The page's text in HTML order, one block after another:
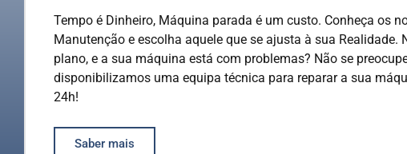
Tempo é Dinheiro, Máquina parada é um custo. Conheça os
Manutenção e escolha aquele que se ajusta à sua Realidade.
plano, e a sua máquina está com problemas? Não se
disponibilizamos uma equipa técnica para reparar a sua
24h!
Saber mais